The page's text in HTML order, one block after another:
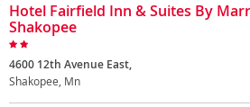
Hotel Fairfield Inn & Suites By
Shakopee
4600 12th Avenue East,
Shakopee, Mn